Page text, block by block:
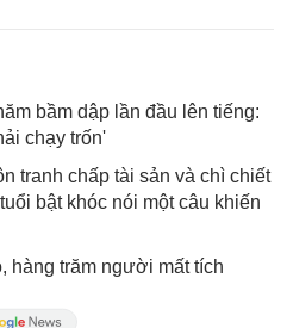
bầm dập lần đầu lên tiếng:
chạy trốn'
tranh chấp tài sản và chì chiết
bật khóc nói một câu khiến
hàng trăm người mất tích